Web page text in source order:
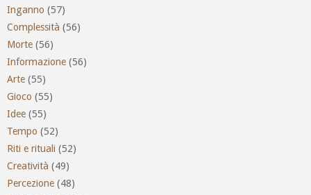
Inganno (57)
Complessità (56)
Morte (56)
Informazione (56)
Arte (55)
Gioco (55)
Idee (55)
Tempo (52)
Riti e rituali (52)
Creatività (49)
Percezione (48)